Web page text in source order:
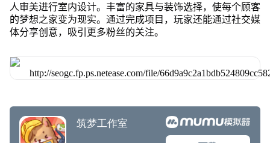
人审美进行室内设计。丰富的家具与装饰选择，使每个顾客
的梦想之家变为现实。通过完成项目，玩家还能通过社交媒
体分享创意，吸引更多粉丝的关注。